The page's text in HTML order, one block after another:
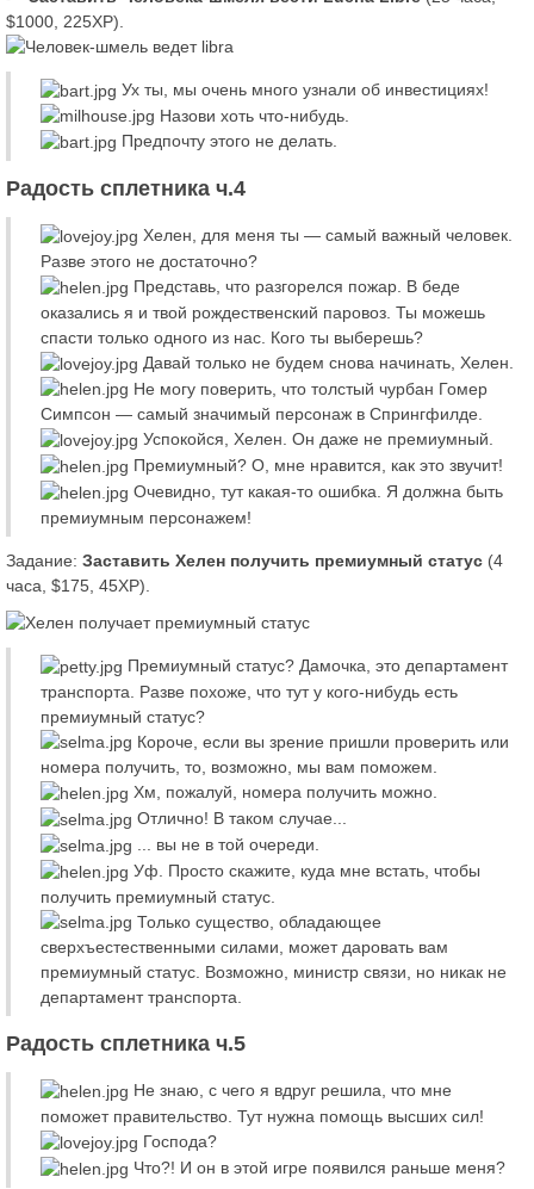
$1000, 225XP).
Ух ты, мы очень много узнали об инвестициях!
Назови хоть что-нибудь.
Предпочту этого не делать.
Радость сплетника ч.4
Хелен, для меня ты — самый важный человек.
Разве этого не достаточно?
Представь, что разгорелся пожар. В беде
оказались я и твой рождественский паровоз. Ты можешь
спасти только одного из нас. Кого ты выберешь?
Давай только не будем снова начинать, Хелен.
Не могу поверить, что толстый чурбан Гомер
Симпсон — самый значимый персонаж в Спрингфилде.
Успокойся, Хелен. Он даже не премиумный.
Премиумный? О, мне нравится, как это звучит!
Очевидно, тут какая-то ошибка. Я должна быть
премиумным персонажем!
Задание: Заставить Хелен получить премиумный статус (4
часа, $175, 45XP).
Премиумный статус? Дамочка, это департамент
транспорта. Разве похоже, что тут у кого-нибудь есть
премиумный статус?
Короче, если вы зрение пришли проверить или
номера получить, то, возможно, мы вам поможем.
Хм, пожалуй, номера получить можно.
Отлично! В таком случае...
... вы не в той очереди.
Уф. Просто скажите, куда мне встать, чтобы
получить премиумный статус.
Только существо, обладающее
сверхъестественными силами, может даровать вам
премиумный статус. Возможно, министр связи, но никак не
департамент транспорта.
Радость сплетника ч.5
Не знаю, с чего я вдруг решила, что мне
поможет правительство. Тут нужна помощь высших сил!
Господа?
Что?! И он в этой игре появился раньше меня?